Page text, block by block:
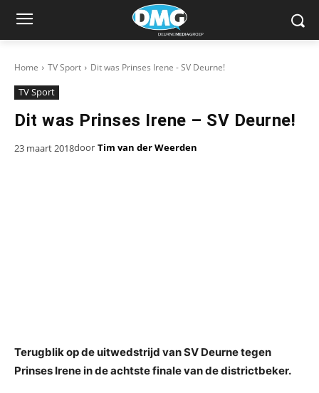
Home TV Sport Dit was Prinses Irene - SV Deurne!
TV Sport
Dit was Prinses Irene – SV Deurne!
23 maart 2018door Tim van der Weerden
Terugblik op de uitwedstrijd van SV Deurne tegen
Prinses Irene in de achtste finale van de districtbeker.